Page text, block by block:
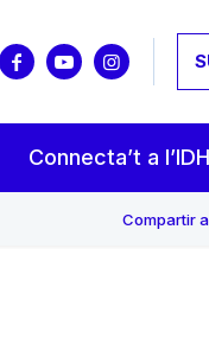
Connecta’t a
Compartir